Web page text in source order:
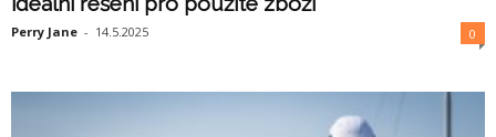
Perry Jane - 14.5.2025 0